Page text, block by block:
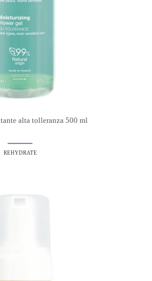
alta tolleranza 500 ml
REHYDRATE